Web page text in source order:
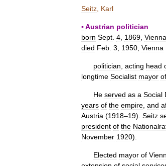
Seitz Karl
▪Austrian politician
born Sept 4 1869 Vienna
died Feb 3 1950 Vienna
politician acting head
longtime Socialist mayor of
He served as a Social
years of the empire and
Austria (1918–19). Seitz
president of the
November 1920).
Elected mayor of